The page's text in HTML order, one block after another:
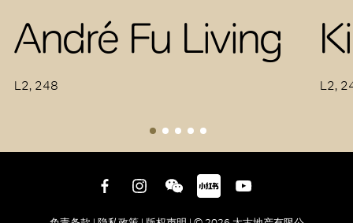
André Fu Living
L2, 248 L2,